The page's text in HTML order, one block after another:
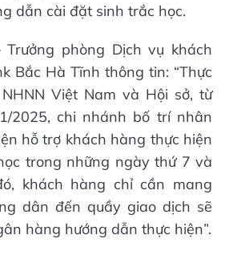
dẫn cài đặt sinh trắc học.
phòng Dịch vụ khách
Bắc Hà Tĩnh thông tin: “Thực
Việt Nam và Hội sở, từ
2025, chi nhánh bố trí nhân
hỗ trợ khách hàng thực hiện
trong những ngày thứ 7 và
khách hàng chỉ cần mang
dân đến quầy giao dịch sẽ
hàng hướng dẫn thực hiện”.